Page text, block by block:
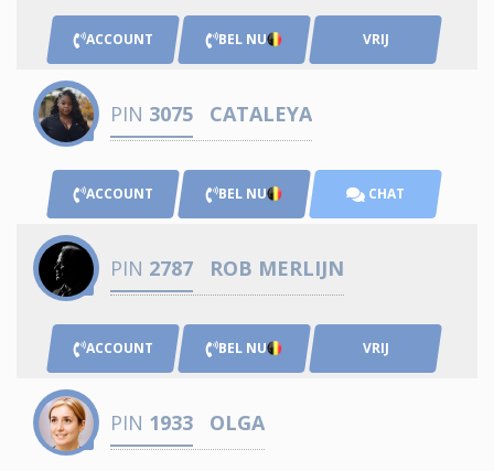
ACCOUNT BEL NU VRIJ
PIN 3075 CATALEYA
ACCOUNT BEL NU CHAT
PIN 2787 ROB MERLIJN
ACCOUNT BEL NU VRIJ
PIN 1933 OLGA